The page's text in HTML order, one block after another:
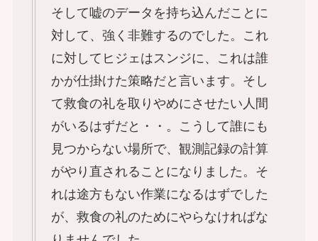
そして嘘のデータを持ち込んだことに
対して、強く非難するのでした。これ
に対してヒジェはスンジに、これは誰
かが仕掛けた策略だと言います。そし
て救食の礼を取りやめにさせたい人間
がいるはずだと・・。こうして誰にも
見つからない場所で、観測記録の計算
がやり直されることになりました。そ
れは途方もない作業になるはずでした
が、救食の礼のためにやらなければな